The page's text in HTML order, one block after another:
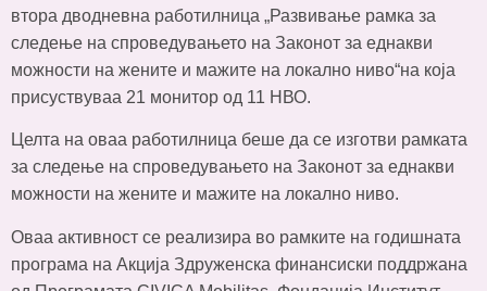
втора дводневна работилница „Развивање рамка за
следење на спроведувањето на Законот за еднакви
можности на жените и мажите на локално ниво“на која
присуствуваа 21 монитор од 11 НВО.
Целта на оваа работилница беше да се изготви рамката
за следење на спроведувањето на Законот за еднакви
можности на жените и мажите на локално ниво.
Оваа активност се реализира во рамките на годишната
програма на Акција Здруженска финансиски поддржана